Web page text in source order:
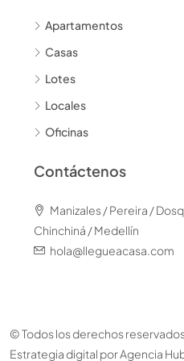
Apartamentos
Casas
Lotes
Locales
Oficinas
Contáctenos
Manizales / Pereira /
Chinchiná / Medellín
hola@llegueacasa.com
© Todos los derechos
Estrategia digital porAgencia